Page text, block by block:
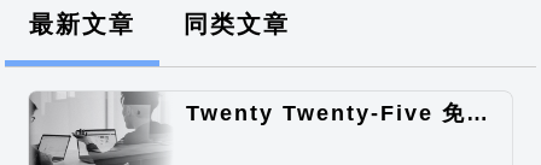
最新文章 同类文章
Twenty Twenty-Five 免费的WordPress内容主题